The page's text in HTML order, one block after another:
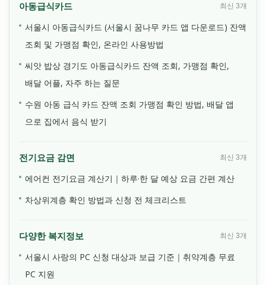
아동급식카드 최신 3개
서울시 아동급식카드 (서울시 꿈나무 카드 앱 다운로드) 잔액
조회 및 가맹점 확인, 온라인 사용방법
씨앗 밥상 경기도 아동급식카드 잔액 조회, 가맹점 확인,
배달 어플, 자주 하는 질문
수원 아동 급식 카드 잔액 조회 가맹점 확인 방법, 배달 앱
으로 집에서 음식 받기
전기요금 감면 최신 3개
에어컨 전기요금 계산기｜하루·한 달 예상 요금 간편 계산
차상위계층 확인 방법과 신청 전 체크리스트
다양한 복지정보 최신 3개
서울시 사랑의 PC 신청 대상과 보급 기준｜취약계층 무료
PC 지원